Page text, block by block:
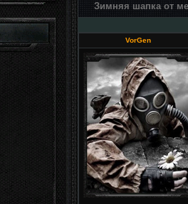
Зимняя шапка от
VorGen